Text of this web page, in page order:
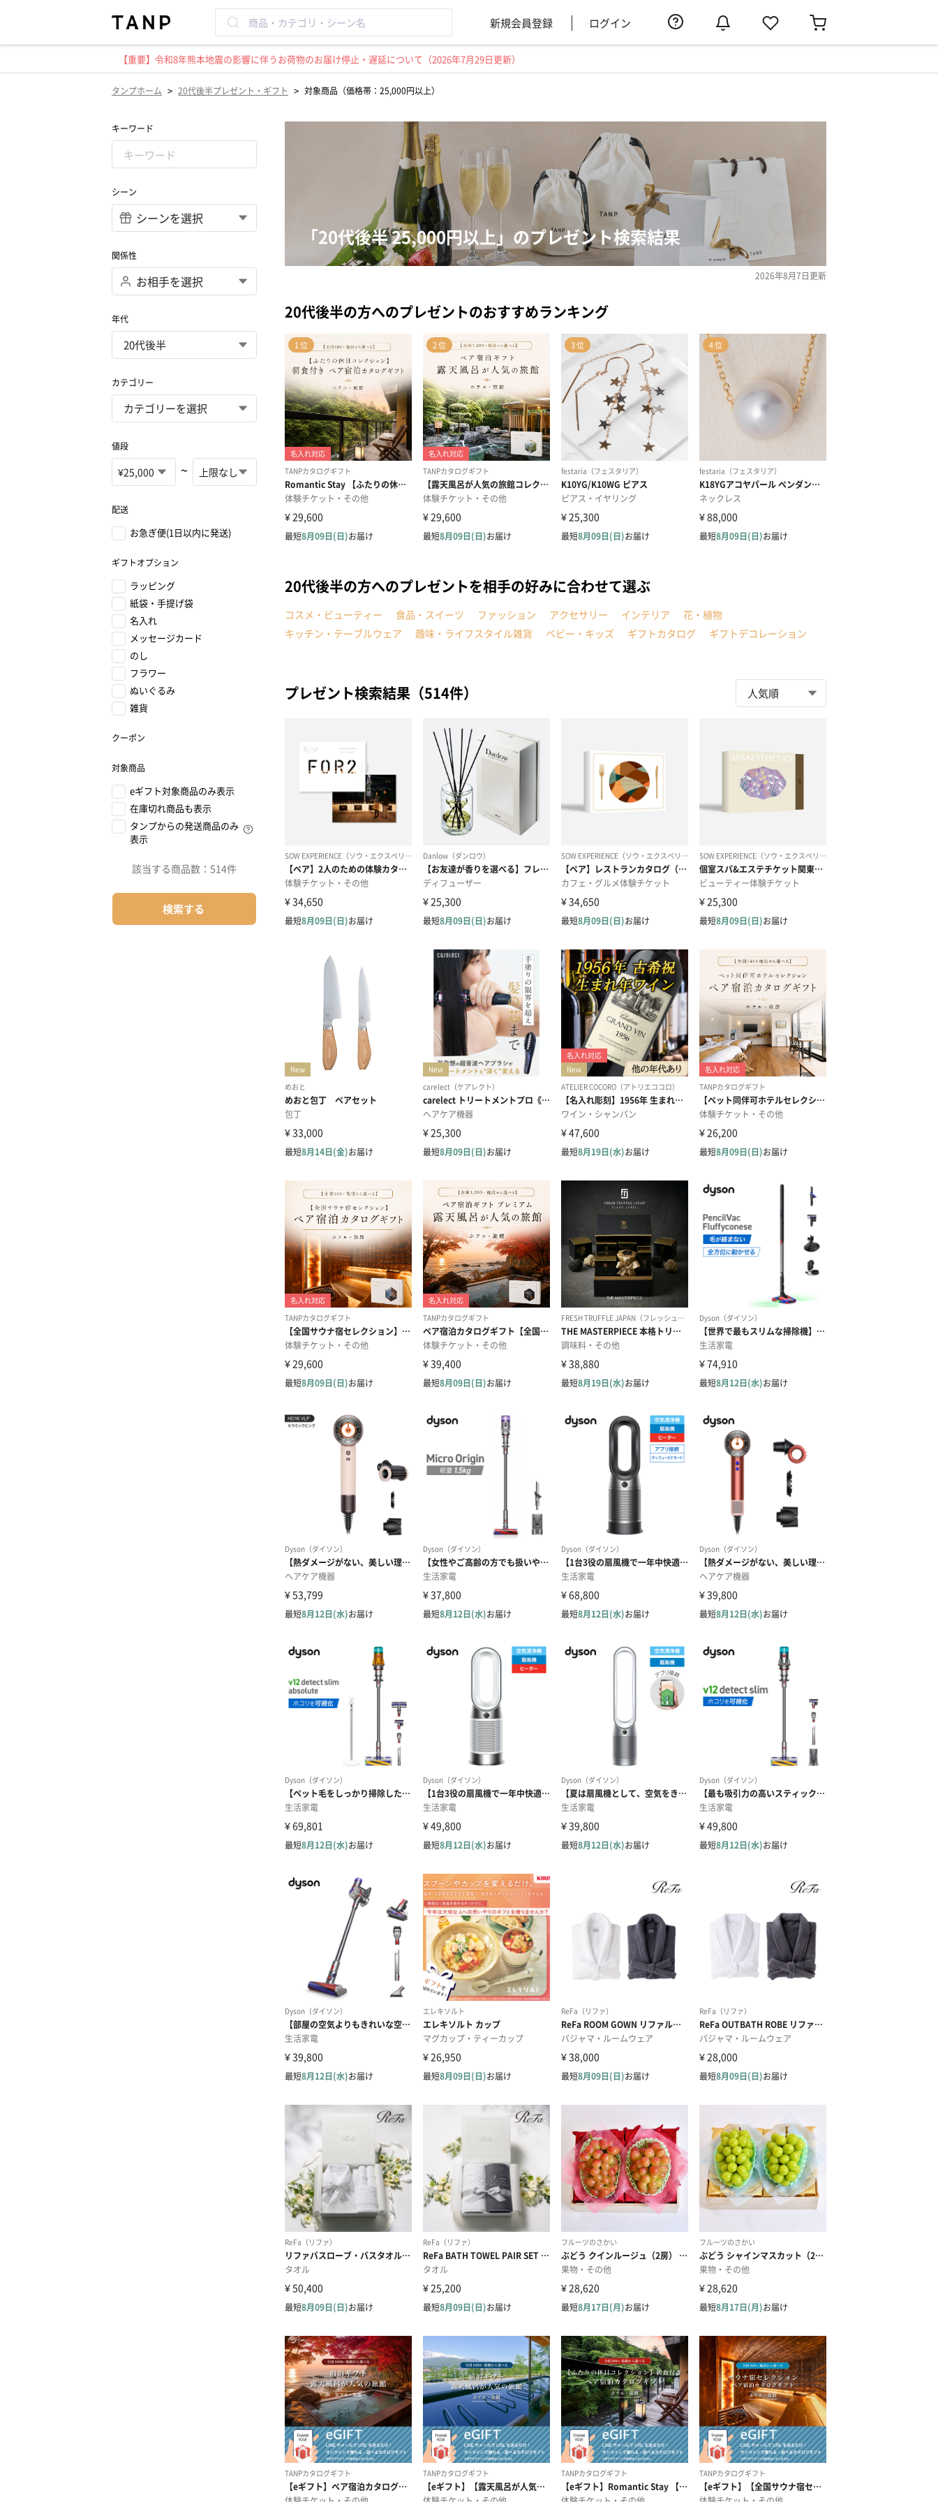
新規会員登録 ログイン
【重要】令和8年熊本地震の影響に伴うお荷物のお届け停止・遅延について（2026年7月29日更新）
タンプホーム > 20代後半プレゼント・ギフト > 対象商品（価格帯：25,000円以上）
キーワード
シーン
関係性
年代
カテゴリー
値段
~
配送
お急ぎ便(1日以内に発送)
ギフトオプション
ラッピング
紙袋・手提げ袋
名入れ
メッセージカード
のし
フラワー
ぬいぐるみ
雑貨
クーポン
対象商品
eギフト対象商品のみ表示
在庫切れ商品も表示
タンプからの発送商品のみ
表示
該当する商品数： 514件
検索する
「20代後半 25,000円以上」のプレゼント検索結果
2026年8月7日更新
20代後半の方へのプレゼントのおすすめランキング
20代後半の方へのプレゼントを相手の好みに合わせて選ぶ
コスメ・ビューティー 食品・スイーツ ファッション アクセサリー インテリア
花・植物
キッチン・テーブルウェア
趣味・ライフスタイル雑貨 ベビー・キッズ ギフトカタログ ギフトデコレーション
プレゼント検索結果（514件）